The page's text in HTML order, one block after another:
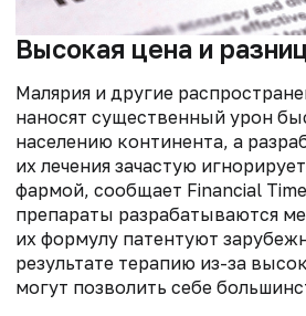
Высокая цена и
Малярия и другие
наносят существенный урон
населению континента, а
их лечения зачастую
фармой, сообщает Financial
препараты разрабатываются
их формулу патентуют
результате терапию из-за
могут позволить себе